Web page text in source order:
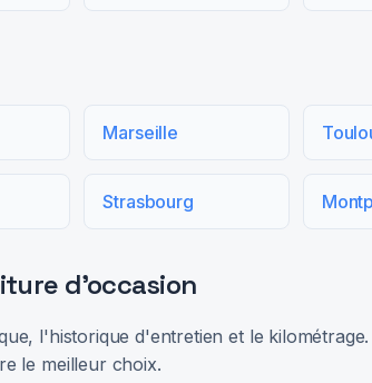
Marseille
Strasbourg
d'occasion
l'historique d'entretien et le
le meilleur choix.